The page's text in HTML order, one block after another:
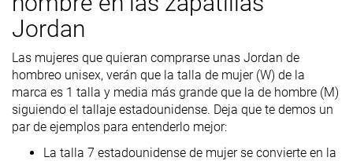
Jordan
Las mujeres que quieran comprarse unas Jordan de
hombreo unisex, verán que la talla de mujer (W) de la
marca es 1 talla y media más grande que la de hombre (M)
siguiendo el tallaje estadounidense. Deja que te demos un
par de ejemplos para entenderlo mejor:
La talla 7 estadounidense de mujer se convierte en la